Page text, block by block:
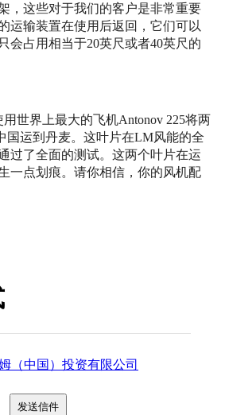
，这些对于我们的客户是非常重要
运输装置在使用后返回，它们可以
会占用相当于20英尺或者40英尺的
用世界上最大的飞机Antonov 225将两
国运到丹麦。这叶片在LM风能的全
过了全面的测试。这两个叶片在运
一点划痕。请你相信，你的风机配
（中国）投资有限公司
发送信件